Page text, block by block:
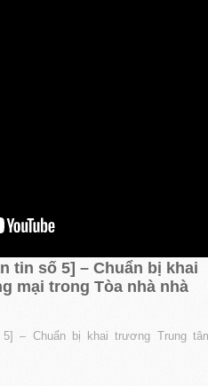
tin số 5] – Chuẩn bị khai
mại trong Tòa nhà nhà
– Chuẩn bị khai trương Trung